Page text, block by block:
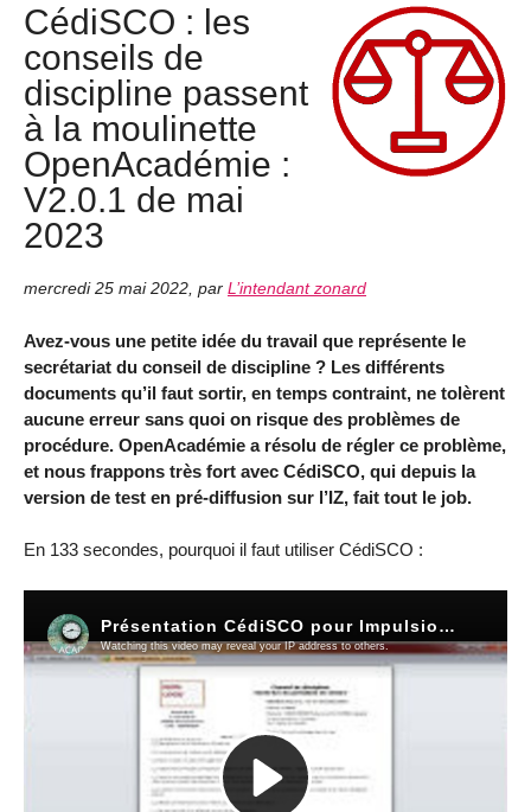
CédiSCO : les
conseils de
discipline passent
à la moulinette
OpenAcadémie :
V2.0.1 de mai
2023
mercredi 25 mai 2022 par L’intendant zonard
Avez-vous une petite idée du travail que représente le
secrétariat du conseil de discipline ? Les différents
documents qu’il faut sortir, en temps contraint, ne tolèrent
aucune erreur sans quoi on risque des problèmes de
procédure. OpenAcadémie a résolu de régler ce problème,
et nous frappons très fort avec CédiSCO, qui depuis la
version de test en pré-diffusion sur l’IZ, fait tout le job.
En 133 secondes, pourquoi il faut utiliser CédiSCO :